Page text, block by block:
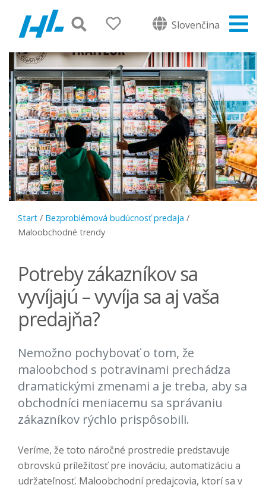
Slovenčina
Start / Bezproblémová budúcnosť predaja /
Maloobchodné trendy
Potreby zákazníkov sa
vyvíjajú – vyvíja sa aj vaša
predajňa?
Nemožno pochybovať o tom, že
maloobchod s potravinami prechádza
dramatickými zmenami a je treba, aby sa
obchodníci meniacemu sa správaniu
zákazníkov rýchlo prispôsobili.
Veríme, že toto náročné prostredie predstavuje
obrovskú príležitosť pre inováciu, automatizáciu a
udržateľnosť. Maloobchodní predajcovia, ktorí sa v